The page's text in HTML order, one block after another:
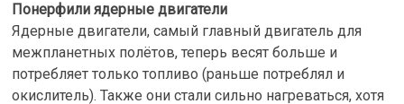
Понерфили ядерные двигатели
Ядерные двигатели, самый главный двигатель для
межпланетных полётов, теперь весят больше и
потребляет только топливо (раньше потреблял и
окислитель). Также они стали сильно нагреваться, хотя